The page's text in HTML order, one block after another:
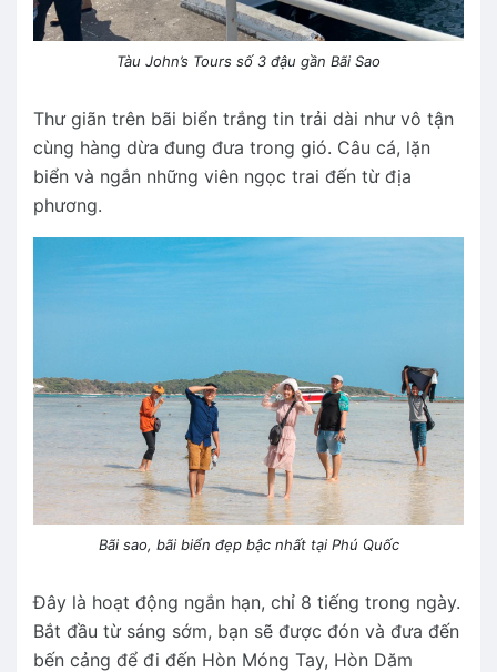
Tàu John’s Tours số 3 đậu gần Bãi Sao
Thư giãn trên bãi biển trắng tin trải dài như vô tận
cùng hàng dừa đung đưa trong gió. Câu cá, lặn
biển và ngắn những viên ngọc trai đến từ địa
phương.
Bãi sao, bãi biển đẹp bậc nhất tại Phú Quốc
Đây là hoạt động ngắn hạn, chỉ 8 tiếng trong ngày.
Bắt đầu từ sáng sớm, bạn sẽ được đón và đưa đến
bến cảng để đi đến Hòn Móng Tay, Hòn Dăm